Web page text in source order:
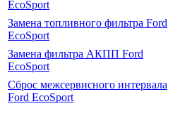
EcoSport
Замена топливного фильтра Ford
EcoSport
Замена фильтра АКПП Ford
EcoSport
Сброс межсервисного интервала
Ford EcoSport